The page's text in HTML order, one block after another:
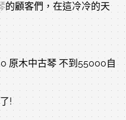
的顧客們，在這冷冷的天
原木中古琴 不到55000自
!